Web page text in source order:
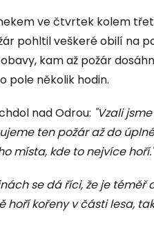
ve čtvrtek kolem
pohltil veškeré obilí na
kam až požár
pole několik hodin.
nad Odrou: "Vzali
ten požár až do
místa, kde to nejvíce hoří."
se dá říci, že je téměř
kořeny v části lesa,